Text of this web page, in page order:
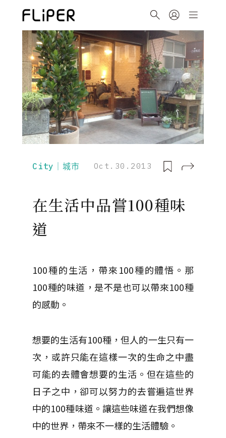
City｜城市 Oct.30.2013
在生活中品嘗100種味
道
100種的生活，帶來100種的體悟。那
100種的味道，是不是也可以帶來100種
的感動。
想要的生活有100種，但人的一生只有一
次，或許只能在這樣一次的生命之中盡
可能的去體會想要的生活。但在這些的
日子之中，卻可以努力的去嘗遍這世界
中的100種味道。讓這些味道在我們想像
中的世界，帶來不一樣的生活體驗。